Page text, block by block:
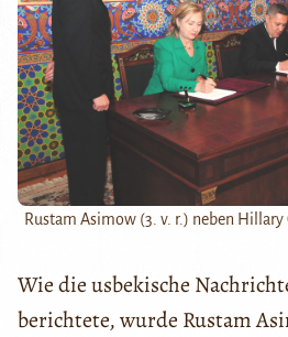
Rustam Asimow (3. v. r.) neben
Wie die usbekische
berichtete, wurde Rustam